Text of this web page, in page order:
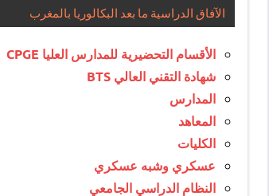
الآفاق الدراسية ما بعد البكالوريا بالمغرب
الأقسام التحضيرية للمدارس العليا CPGE
شهادة التقني العالي BTS
المدارس
المعاهد
الكليات
عسكري وشبه عسكري
النظام الدراسي الجامعي